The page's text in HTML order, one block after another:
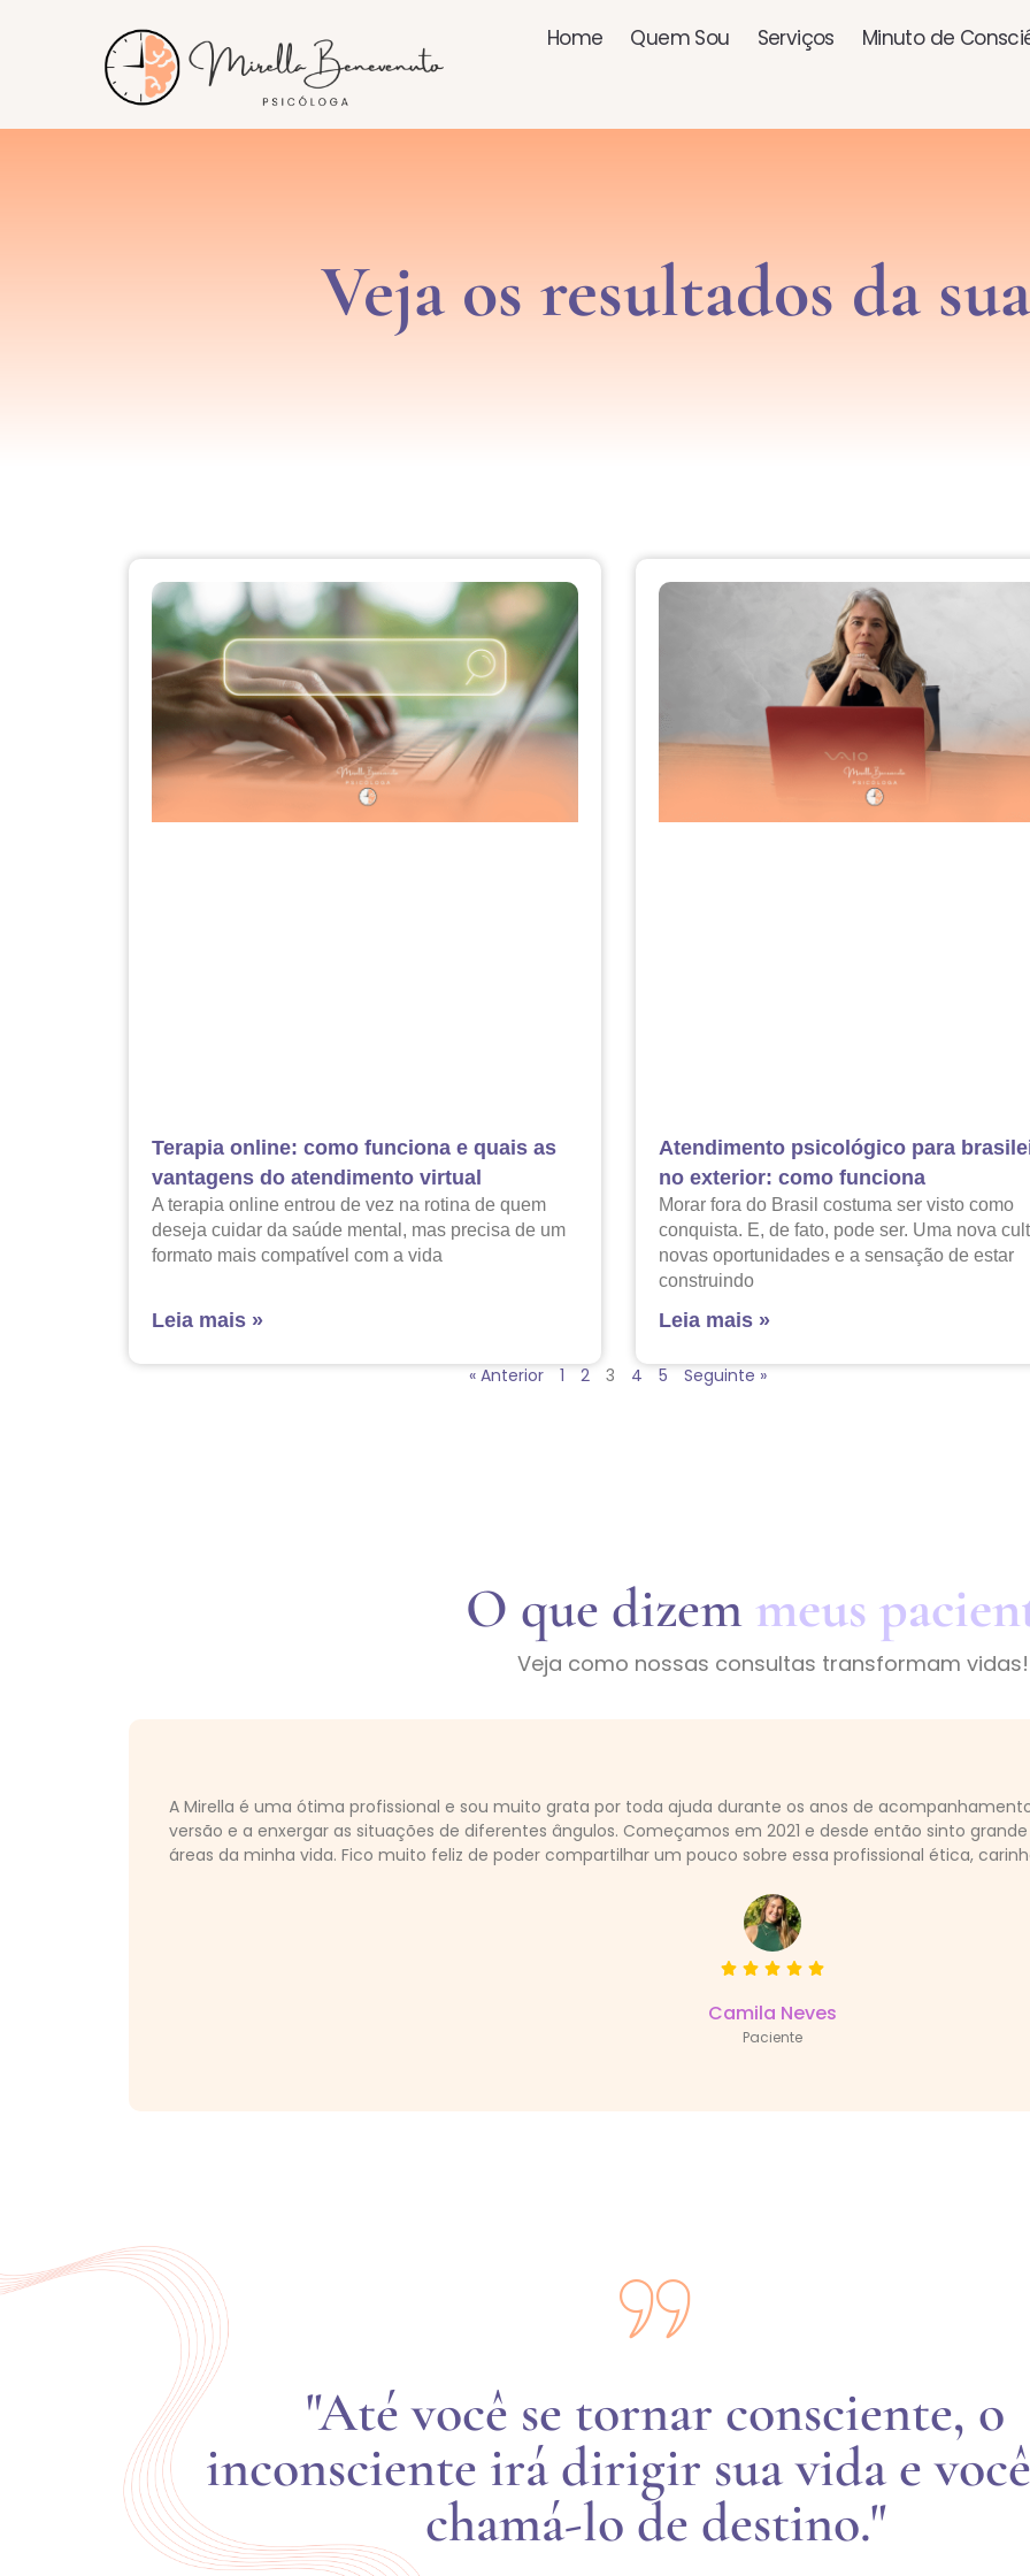
Home Quem Sou Serviços Minuto de
Veja os resultados da
Terapia online: como funciona e quais as
vantagens do atendimento virtual
A terapia online entrou de vez na rotina de quem
deseja cuidar da saúde mental, mas precisa de um
formato mais compatível com a vida
Leia mais »
Atendimento psicológico para
no exterior: como funciona
Morar fora do Brasil costuma ser visto como
conquista. E, de fato, pode ser. Uma nova
novas oportunidades e a sensação de estar
construindo
Leia mais »
« Anterior 1 2 3 4 5 Seguinte »
O que dizem meus
Veja como nossas consultas transformam vidas!
A Mirella é uma ótima profissional e sou muito grata por toda ajuda durante os anos de
versão e a enxergar as situações de diferentes ângulos. Começamos em 2021 e desde então sinto
áreas da minha vida. Fico muito feliz de poder compartilhar um pouco sobre essa profissional ética,
Camila Neves
Paciente
"Até você se tornar consciente, o
inconsciente irá dirigir sua vida e
chamá-lo de destino."